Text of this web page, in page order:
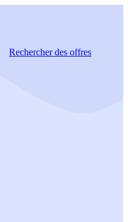
Rechercherdes offres